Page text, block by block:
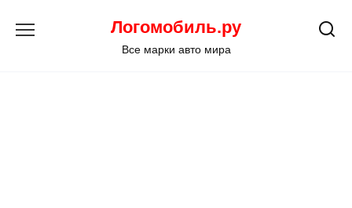
Логомобиль.ру
Все марки авто мира